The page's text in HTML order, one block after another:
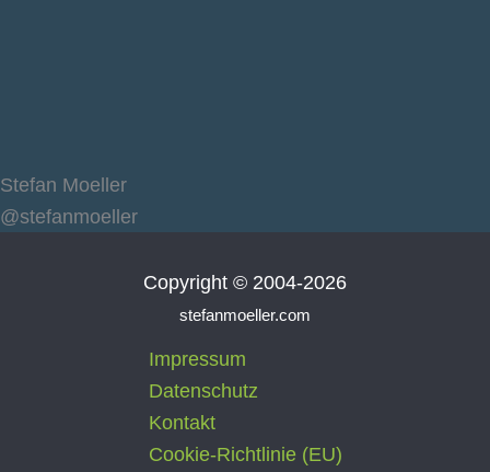
Stefan Moeller
@stefanmoeller
Copyright © 2004-2026
stefanmoeller.com
Impressum
Datenschutz
Kontakt
Cookie-Richtlinie (EU)